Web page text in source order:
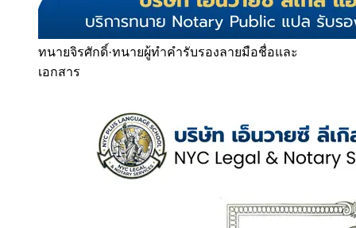
ทนายจิรศักดิ์·ทนายผู้ทำคำรับรองลายมือชื่อและ
เอกสาร